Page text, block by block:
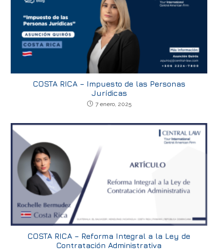
COSTA RICA – Impuesto de las Personas
Jurídicas
7 enero, 2025
COSTA RICA – Reforma Integral a la Ley de
Contratación Administrativa